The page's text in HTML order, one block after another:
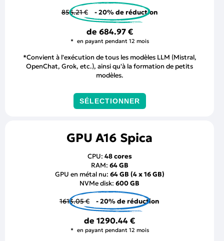
856.21 € - 20% de réduction
de 684.97 €
en payant pendant 12 mois
*Convient à l'exécution de tous les modèles LLM (Mistral,
OpenChat, Grok, etc.), ainsi qu'à la formation de petits
modèles.
SÉLECTIONNER
GPU A16 Spica
CPU: 48 cores
RAM: 64 GB
GPU en métal nu: 64 GB (4 x 16 GB)
NVMe disk: 600 GB
1613.05 € - 20% de réduction
de 1290.44 €
en payant pendant 12 mois